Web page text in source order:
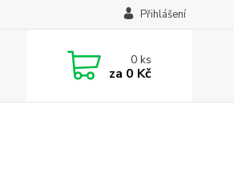
Přihlášení
0ks
za 0 Kč